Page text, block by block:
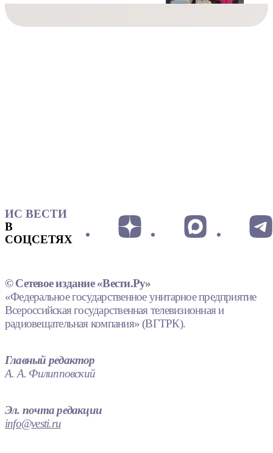
ИС ВЕСТИ
В
СОЦСЕТЯХ
© Сетевое издание «Вести.Ру»
«Федеральное государственное унитарное предприятие
Всероссийская государственная телевизионная и
радиовещательная компания» (ВГТРК).
Главный редактор
А. А. Филипповский
Эл. почта редакции
info@vesti.ru